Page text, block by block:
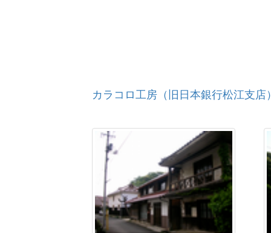
カラコロ工房（旧日本銀行松江支店